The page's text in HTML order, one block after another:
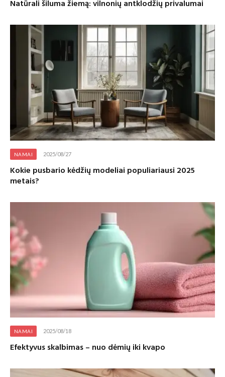
Natūrali šiluma žiemą: vilnonių antklodžių privalumai
NAMAI 2025/08/27
Kokie pusbario kėdžių modeliai populiariausi 2025
metais?
NAMAI 2025/08/18
Efektyvus skalbimas – nuo dėmių iki kvapo